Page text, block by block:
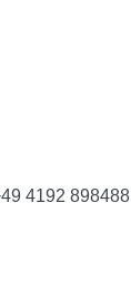
4192 898488